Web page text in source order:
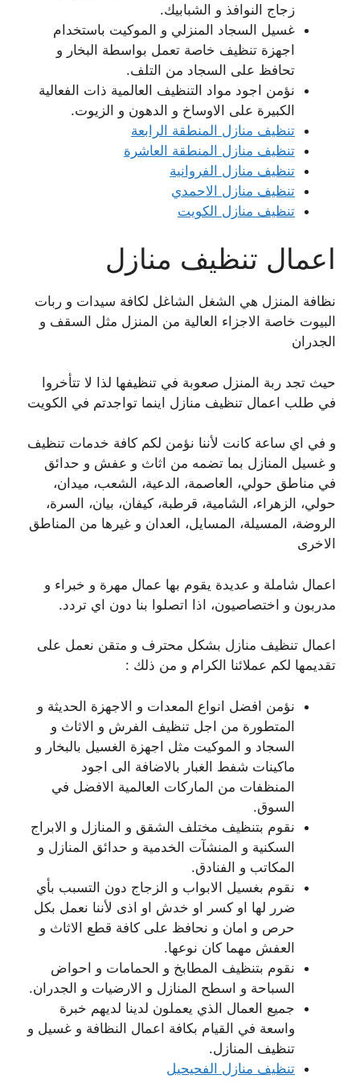
زجاج النوافذ و الشبابيك.
غسيل السجاد المنزلي و الموكيت باستخدام
اجهزة تنظيف خاصة تعمل بواسطة البخار و
تحافظ على السجاد من التلف.
نؤمن اجود مواد التنظيف العالمية ذات الفعالية
الكبيرة على الاوساخ و الدهون و الزيوت.
تنظيف منازل المنطقة الرابعة
تنظيف منازل المنطقة العاشرة
تنظيف منازل الفروانية
تنظيف منازل الاحمدي
تنظيف منازل الكويت
اعمال تنظيف منازل
نظافة المنزل هي الشغل الشاغل لكافة سيدات و ربات
البيوت خاصة الاجزاء العالية من المنزل مثل السقف و
الجدران
حيث تجد ربة المنزل صعوبة في تنظيفها لذا لا تتأخروا
في طلب اعمال تنظيف منازل اينما تواجدتم في الكويت
و في اي ساعة كانت لأننا نؤمن لكم كافة خدمات تنظيف
و غسيل المنازل بما تضمه من اثاث و عفش و حدائق
في مناطق حولي، العاصمة، الدعية، الشعب، ميدان،
حولي، الزهراء، الشامية، قرطبة، كيفان، بيان، السرة،
الروضة، المسيلة، المسايل، العدان و غيرها من المناطق
الاخرى
اعمال شاملة و عديدة يقوم بها عمال مهرة و خبراء و
مدربون و اختصاصيون، اذا اتصلوا بنا دون اي تردد.
اعمال تنظيف منازل بشكل محترف و متقن نعمل على
تقديمها لكم عملائنا الكرام و من ذلك :
نؤمن افضل انواع المعدات و الاجهزة الحديثة و
المتطورة من اجل تنظيف الفرش و الاثاث و
السجاد و الموكيت مثل اجهزة الغسيل بالبخار و
ماكينات شفط الغبار بالاضافة الى اجود
المنظفات من الماركات العالمية الافضل في
السوق.
نقوم بتنظيف مختلف الشقق و المنازل و الابراج
السكنية و المنشآت الخدمية و حدائق المنازل و
المكاتب و الفنادق.
نقوم بغسيل الابواب و الزجاج دون التسبب بأي
ضرر لها او كسر او خدش او اذى لأننا نعمل بكل
حرص و امان و نحافظ على كافة قطع الاثاث و
العفش مهما كان نوعها.
نقوم بتنظيف المطابخ و الحمامات و احواض
السباحة و اسطح المنازل و الارضيات و الجدران.
جميع العمال الذي يعملون لدينا لديهم خبرة
واسعة في القيام بكافة اعمال النظافة و غسيل و
تنظيف المنازل.
تنظيف منازل الفحيحيل